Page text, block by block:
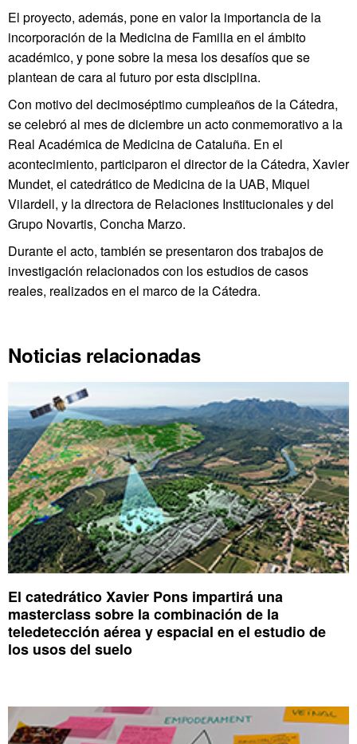
El proyecto, además, pone en valor la importancia de la
incorporación de la Medicina de Familia en el ámbito
académico, y pone sobre la mesa los desafíos que se
plantean de cara al futuro por esta disciplina.
Con motivo del decimoséptimo cumpleaños de la Cátedra,
se celebró al mes de diciembre un acto conmemorativo a la
Real Académica de Medicina de Cataluña. En el
acontecimiento, participaron el director de la Cátedra, Xavier
Mundet, el catedrático de Medicina de la UAB, Miquel
Vilardell, y la directora de Relaciones Institucionales y del
Grupo Novartis, Concha Marzo.
Durante el acto, también se presentaron dos trabajos de
investigación relacionados con los estudios de casos
reales, realizados en el marco de la Cátedra.
Noticias relacionadas
El catedrático Xavier Pons impartirá una
masterclass sobre la combinación de la
teledetección aérea y espacial en el estudio de
los usos del suelo